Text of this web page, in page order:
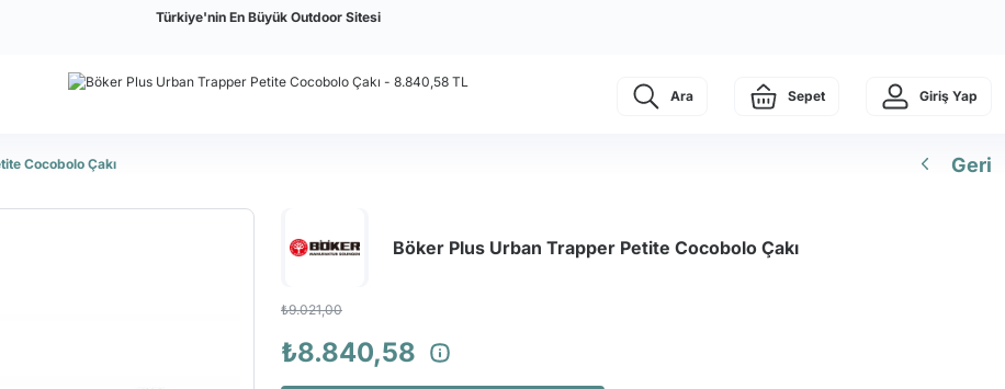
Türkiye'nin En Büyük Outdoor Sitesi
Ara Sepet Giriş Yap
Cocobolo Çakı Geri
Böker Plus Urban Trapper Petite Cocobolo Çakı
₺9.021,00
₺8.840,58